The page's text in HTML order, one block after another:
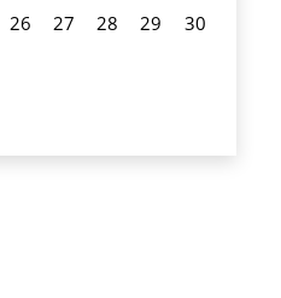
26 27 28 29
30